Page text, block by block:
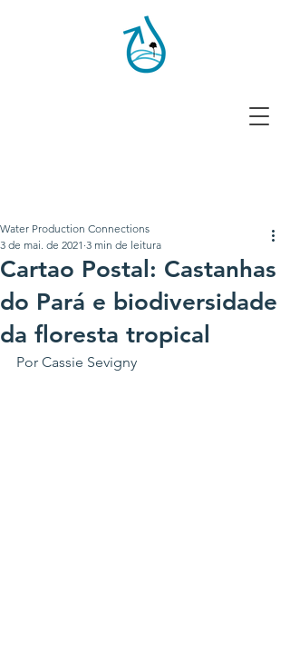
Cartao Postal: Castanhas
do Pará e biodiversidade
da floresta tropical
Water Production Connections
3 de mai. de 2021 3 min de leitura
Por Cassie Sevigny